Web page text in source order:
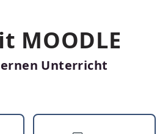
MOODLE
Unterricht